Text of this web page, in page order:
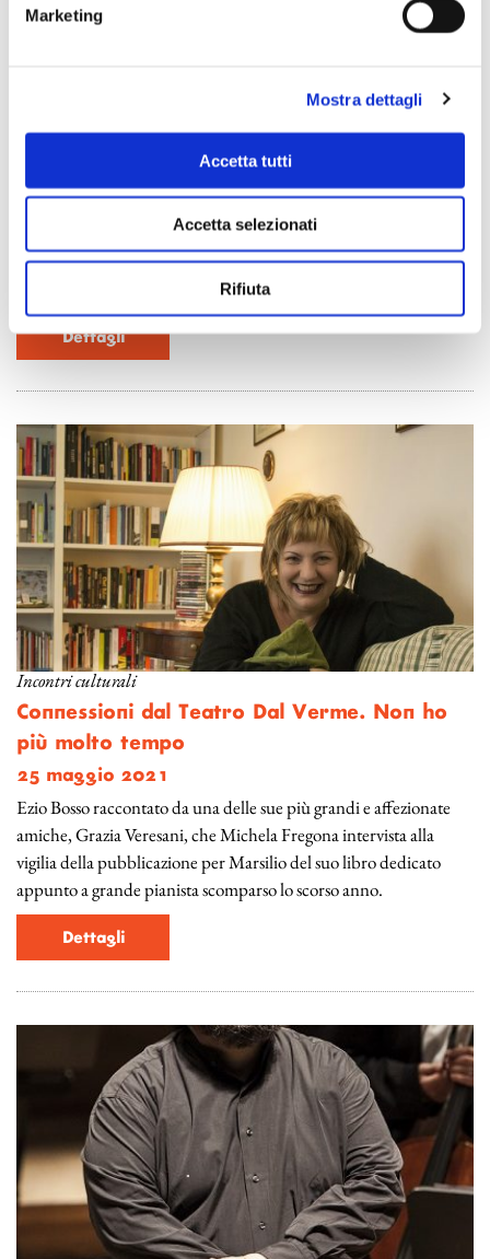
Marketing
Mostra dettagli
Accetta tutti
Accetta selezionati
Rifiuta
Connessioni dal Teatro Dal Verme.
Incontrare le Muse. Una violinista racconta la sua storia di allieva
Michela Fregona incontra Hildegard De Stefano
Dettagli
Incontri culturali
Connessioni dal Teatro Dal Verme. Non ho
più molto tempo
25 maggio 2021
Ezio Bosso raccontato da una delle sue più grandi e affezionate
amiche, Grazia Veresani, che Michela Fregona intervista alla
vigilia della pubblicazione per Marsilio del suo libro dedicato
appunto a grande pianista scomparso lo scorso anno.
Dettagli